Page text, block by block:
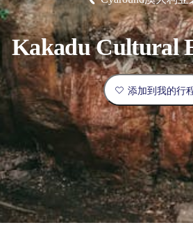
景
点
欢
迎
目
的
地
内
陆
和
户
外
池
园
石
保
护
区
古
克
瀑
布
唐
纳
国
家
公
园
活
动
旅
行
者
类
型
精
选
榜
营
感
规
划
规
划
和
预
订
实
用
信
息
Kakadu Cultural
添加到我的行